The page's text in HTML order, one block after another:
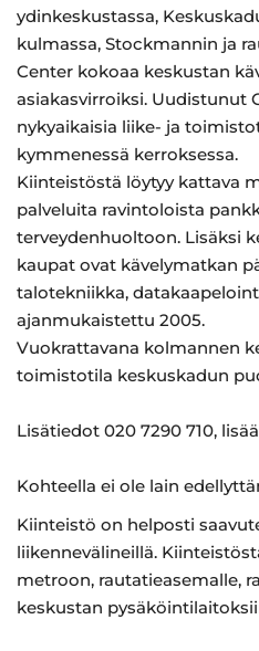
ydinkeskustassa,
kulmassa, Stockmannin ja
Center kokoaa keskustan
asiakasvirroiksi. Uudistunut
nykyaikaisia liike- ja
kymmenessä kerroksessa.
Kiinteistöstä löytyy kattava
palveluita ravintoloista
terveydenhuoltoon. Lisäksi
kaupat ovat kävelymatkan
talotekniikka,
ajanmukaistettu 2005.
Vuokrattavana kolmannen
toimistotila keskuskadun
Lisätiedot 020 7290 710,
Kohteella ei ole lain
Kiinteistö on helposti
liikennevälineillä.
metroon, rautatieasemalle,
keskustan